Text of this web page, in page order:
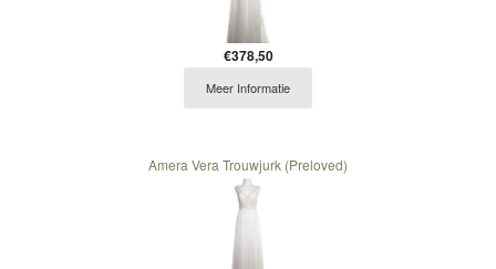
€378,50
Meer Informatie
Amera Vera Trouwjurk (Preloved)